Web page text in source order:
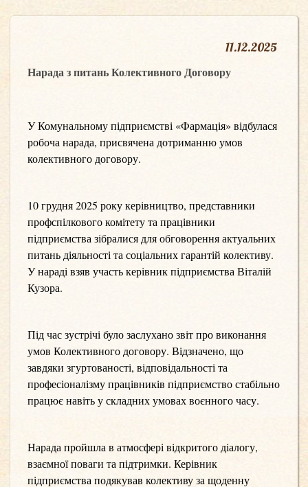
11.12.2025
Нарада з питань Колективного Договору
У Комунальному підприємстві «Фармація» відбулася
робоча нарада, присвячена дотриманню умов
колективного договору.
10 грудня 2025 року керівництво, представники
профспілкового комітету та працівники
підприємства зібралися для обговорення актуальних
питань діяльності та соціальних гарантій колективу.
У нараді взяв участь керівник підприємства Віталій
Кузора.
Під час зустрічі було заслухано звіт про виконання
умов Колективного договору. Відзначено, що
завдяки згуртованості, відповідальності та
професіоналізму працівників підприємство стабільно
працює навіть у складних умовах воєнного часу.
Нарада пройшла в атмосфері відкритого діалогу,
взаємної поваги та підтримки. Керівник
підприємства подякував колективу за щоденну